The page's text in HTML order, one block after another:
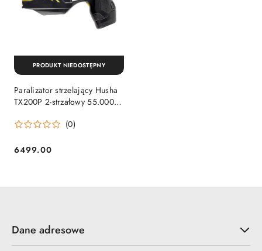
Paralizator strzelający Husha
TX200P 2-strzałowy 55.000 V
cztery kartridże, walizka
(0)
Cena:
6499.00
PRODUKT NIEDOSTĘPNY
Dane adresowe